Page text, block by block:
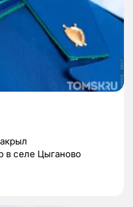
в селе Цыганово